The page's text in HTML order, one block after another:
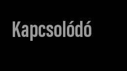
Kapcsolódó